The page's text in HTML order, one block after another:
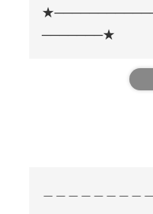
───────★
＿＿＿＿＿＿＿＿